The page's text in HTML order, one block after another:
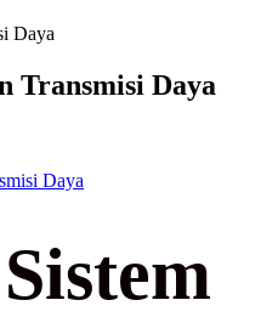
Transmisi Daya
Daya